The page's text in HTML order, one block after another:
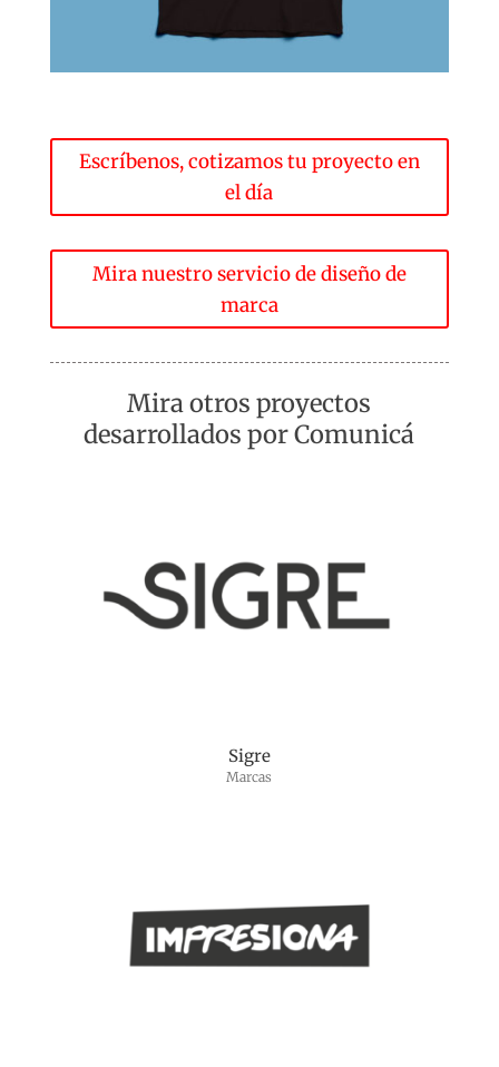
Escríbenos, cotizamos tu proyecto en
el día
Mira nuestro servicio de diseño de
marca
Mira otros proyectos
desarrollados por Comunicá
Sigre
Marcas